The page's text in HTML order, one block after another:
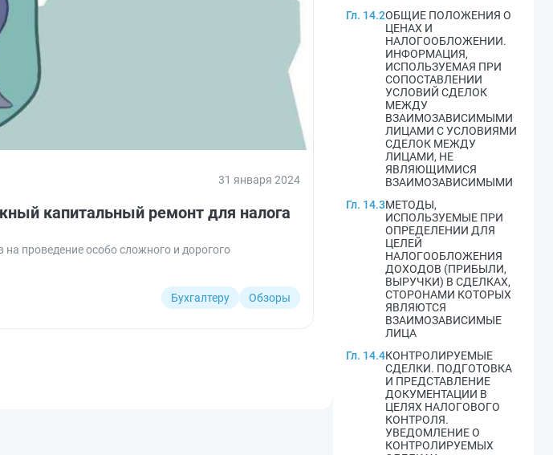
31 января 2024
капитальный ремонт для налога
проведение особо сложного и дорогого
Бухгалтеру Обзоры
Гл. 14.2ОБЩИЕ ПОЛОЖЕНИЯ О
ЦЕНАХ И
НАЛОГООБЛОЖЕНИИ.
ИНФОРМАЦИЯ,
ИСПОЛЬЗУЕМАЯ ПРИ
СОПОСТАВЛЕНИИ
УСЛОВИЙ СДЕЛОК
МЕЖДУ
ВЗАИМОЗАВИСИМЫМИ
ЛИЦАМИ С УСЛОВИЯМИ
СДЕЛОК МЕЖДУ
ЛИЦАМИ, НЕ
ЯВЛЯЮЩИМИСЯ
ВЗАИМОЗАВИСИМЫМИ
Гл. 14.3МЕТОДЫ,
ИСПОЛЬЗУЕМЫЕ ПРИ
ОПРЕДЕЛЕНИИ ДЛЯ
ЦЕЛЕЙ
НАЛОГООБЛОЖЕНИЯ
ДОХОДОВ (ПРИБЫЛИ,
ВЫРУЧКИ) В СДЕЛКАХ,
СТОРОНАМИ КОТОРЫХ
ЯВЛЯЮТСЯ
ВЗАИМОЗАВИСИМЫЕ
ЛИЦА
Гл. 14.4КОНТРОЛИРУЕМЫЕ
СДЕЛКИ. ПОДГОТОВКА
И ПРЕДСТАВЛЕНИЕ
ДОКУМЕНТАЦИИ В
ЦЕЛЯХ НАЛОГОВОГО
КОНТРОЛЯ.
УВЕДОМЛЕНИЕ О
КОНТРОЛИРУЕМЫХ